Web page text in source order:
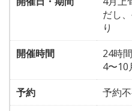
だし
り
開催時間
24時
4〜10
予約
予約